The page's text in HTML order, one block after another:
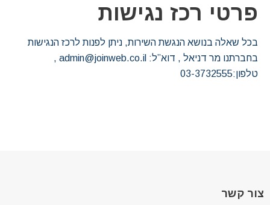
פרטי רכז נגישות
בכל שאלה בנושא הנגשת השירות, ניתן לפנות לרכז הנגישות
בחברתנו מר דניאל , דוא”ל: admin@joinweb.co.il ,
טלפון:03-3732555
צור קשר